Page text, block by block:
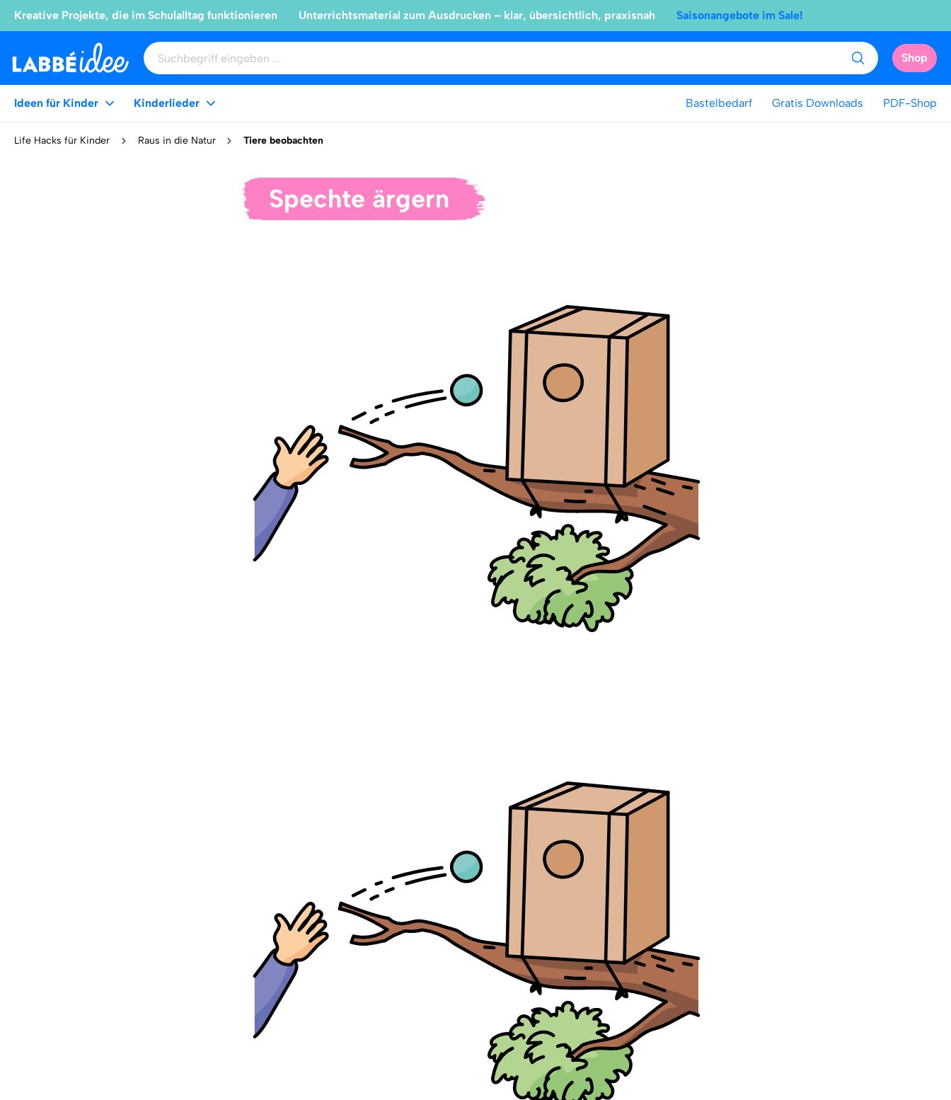
Kreative Projekte, die im Schulalltag funktionieren Unterrichtsmaterial zum Ausdrucken – klar, übersichtlich, praxisnah Saisonangebote im Sale!
Shop
Ideen für Kinder Kinderlieder Bastelbedarf Gratis Downloads PDF-Shop
Life Hacks für Kinder Raus in die Natur Tiere beobachten
Spechte ärgern